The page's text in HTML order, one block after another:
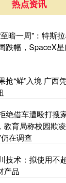
热点资讯
暗一周”：特斯
跌幅，SpaceX
抢“鲜”入境 广西
绝借车遭殴打搜
教育局称校园欺
在调查
技术：拟使用不
产品